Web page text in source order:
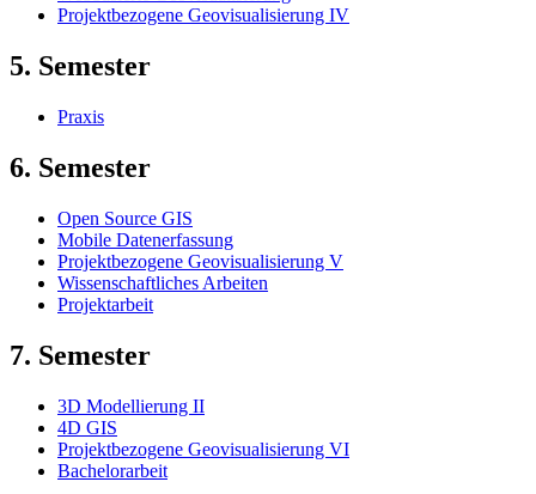
Projektbezogene Geovisualisierung IV
5. Semester
Praxis
6. Semester
Open Source GIS
Mobile Datenerfassung
Projektbezogene Geovisualisierung V
Wissenschaftliches Arbeiten
Projektarbeit
7. Semester
3D Modellierung II
4D GIS
Projektbezogene Geovisualisierung VI
Bachelorarbeit